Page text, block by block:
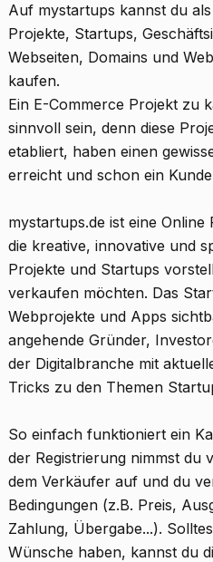
Auf mystartups kannst du
Projekte, Startups,
Webseiten, Domains und
kaufen.
Ein E-Commerce Projekt zu
sinnvoll sein, denn diese
etabliert, haben einen
erreicht und schon ein
mystartups.de ist eine
die kreative, innovative und
Projekte und Startups
verkaufen möchten. Das
Webprojekte und Apps
angehende Gründer,
der Digitalbranche mit
Tricks zu den Themen
So einfach funktioniert ein
der Registrierung nimmst du
dem Verkäufer auf und du
Bedingungen (z.B. Preis,
Zahlung, Übergabe...).
Wünsche haben, kannst du